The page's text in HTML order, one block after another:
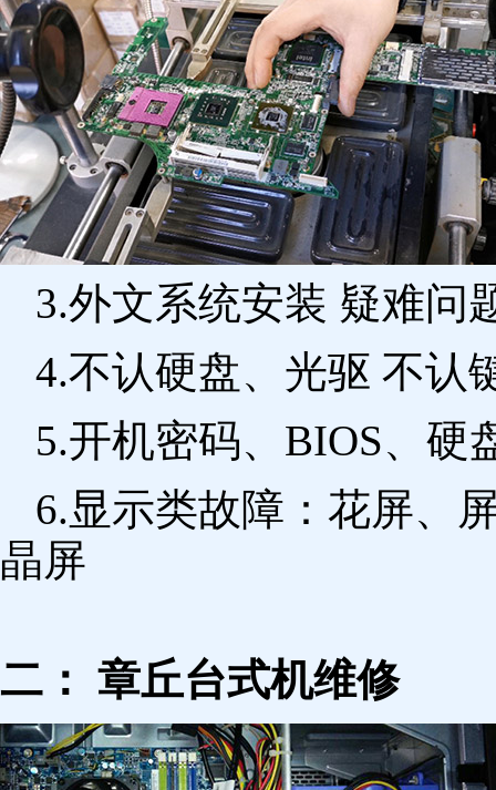
3.外文系统安装 疑难问
4.不认硬盘、光驱 不认
5.开机密码、BIOS、硬
6.显示类故障：花屏、
晶屏
二： 章丘台式机维修